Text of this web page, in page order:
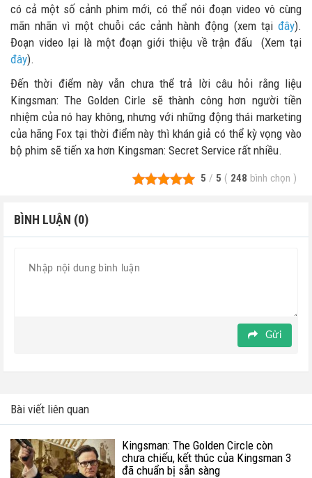
có cả một số cảnh phim mới, có thể nói đoạn video vô cùng
mãn nhãn vì một chuỗi các cảnh hành động (xem tại đây).
Đoạn video lại là một đoạn giới thiệu về trận đấu (Xem tại
đây).
Đến thời điểm này vẫn chưa thể trả lời câu hỏi rằng liệu
Kingsman: The Golden Cirle sẽ thành công hơn người tiền
nhiệm của nó hay không, nhưng với những động thái marketing
của hãng Fox tại thời điểm này thì khán giả có thể kỳ vọng vào
bộ phim sẽ tiến xa hơn Kingsman: Secret Service rất nhiều.
5 / 5 ( 248 bình chọn )
BÌNH LUẬN (0)
Gửi
Bài viết liên quan
Kingsman: The Golden Circle còn
chưa chiếu, kết thúc của Kingsman 3
đã chuẩn bị sẵn sàng